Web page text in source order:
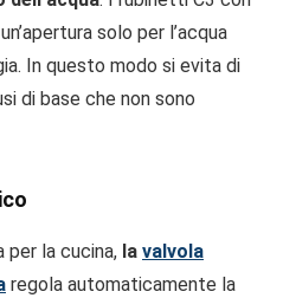
solo per l’acqua
In questo modo si evita di
di base che non sono
per la cucina, la valvola
regola automaticamente la